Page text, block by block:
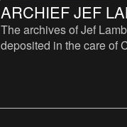
ARCHIEF JEF
The archives of Jef
deposited in the care of